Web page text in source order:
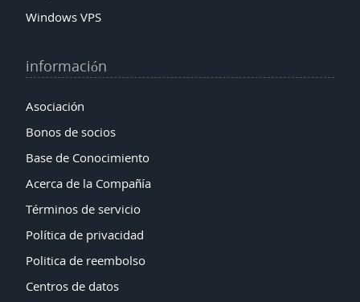
Windows VPS
información
Asociación
Bonos de socios
Base de Conocimiento
Acerca de la Compañía
Términos de servicio
Política de privacidad
Politica de reembolso
Centros de datos